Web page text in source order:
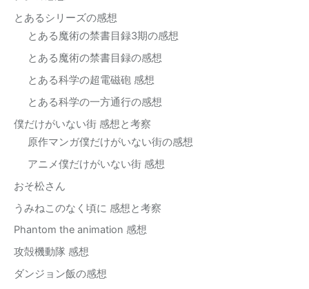
とあるシリーズの感想
とある魔術の禁書目録3期の感想
とある魔術の禁書目録の感想
とある科学の超電磁砲 感想
とある科学の一方通行の感想
僕だけがいない街 感想と考察
原作マンガ僕だけがいない街の感想
アニメ僕だけがいない街 感想
おそ松さん
うみねこのなく頃に 感想と考察
Phantom the animation 感想
攻殻機動隊 感想
ダンジョン飯の感想